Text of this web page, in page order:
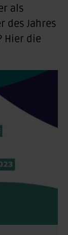
als
des Jahres
Hier die